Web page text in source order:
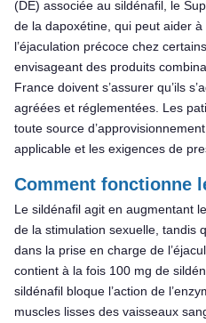
(DE) associée au sildénafil, le
de la dapoxétine, qui peut aider
l’éjaculation précoce chez
envisageant des produits
France doivent s’assurer qu’ils
agréées et réglementées. Les
toute source
applicable et les exigences de
Comment fonctionne
Le sildénafil agit en augmentant
de la stimulation sexuelle, tandis
dans la prise en charge de
contient à la fois 100 mg de
sildénafil bloque l’action de
muscles lisses des vaisseaux